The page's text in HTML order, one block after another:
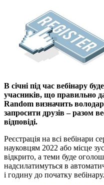
В січні під час вебінару
учасників, що правильно
Random визначить
запросити друзів – разом
відповіді.
Реєстрація на всі вебінари
науковцям 2022 або місце
відкрито, а теми буде
надсилатимуться в
і годину до початку